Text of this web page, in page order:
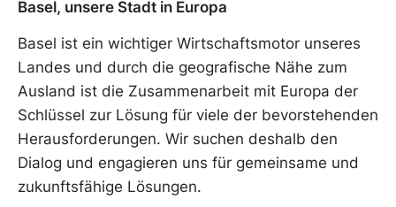
Basel, unsere Stadt in Europa
Basel ist ein wichtiger Wirtschaftsmotor unseres
Landes und durch die geografische Nähe zum
Ausland ist die Zusammenarbeit mit Europa der
Schlüssel zur Lösung für viele der bevorstehenden
Herausforderungen. Wir suchen deshalb den
Dialog und engagieren uns für gemeinsame und
zukunftsfähige Lösungen.